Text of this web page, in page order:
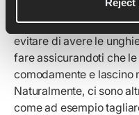
Reject
distintivo d'onore da
Ok, forse un po'.
evitare di avere le
fare assicurandoti che
comodamente e lascino
Naturalmente, ci sono
come ad esempio